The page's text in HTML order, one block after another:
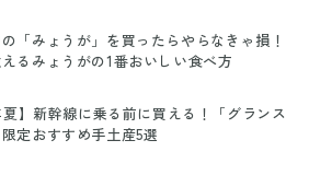
「みょうが」を買ったらやらなきゃ損！
るみょうがの1番おいしい食べ方
夏】新幹線に乗る前に買える！「グランス
定おすすめ手土産5選